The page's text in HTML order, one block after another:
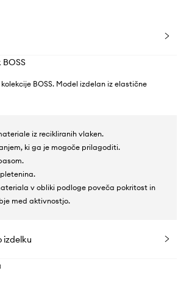
BOSS. Model izdelan iz elastične
iz recikliranih vlaken.
ki ga je mogoče prilagoditi.
v obliki podloge poveča pokritost in
med aktivnostjo.
izdelku